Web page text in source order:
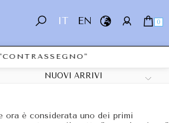
IT EN 0
ora è considerata uno dei primi